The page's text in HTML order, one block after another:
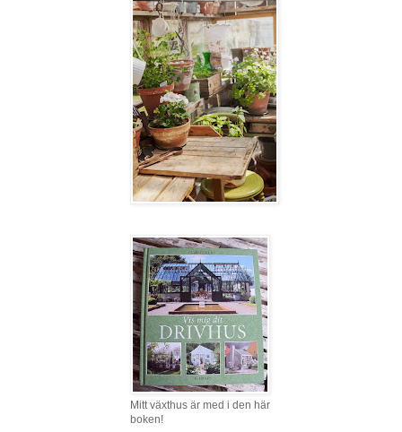
Mitt växthus är med i den här
boken!